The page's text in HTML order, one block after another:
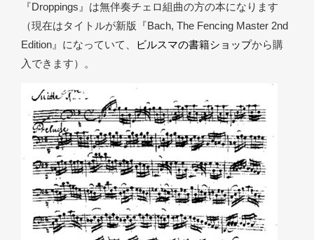
『Droppings』は無伴奏チェロ組曲の方の本になります
（現在はタイトルが新版『Bach, The Fencing Master 2nd
Edition』になっていて、
ビルスマの書籍ショップから購
入できます）。